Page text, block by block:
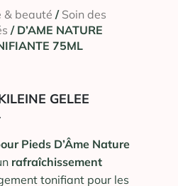
& beauté / Soin des
/ D’AME NATURE
75ML
GELEE
Pieds D’Âme Nature
rafraîchissement
tonifiant pour les